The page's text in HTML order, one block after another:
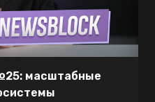
масштабные